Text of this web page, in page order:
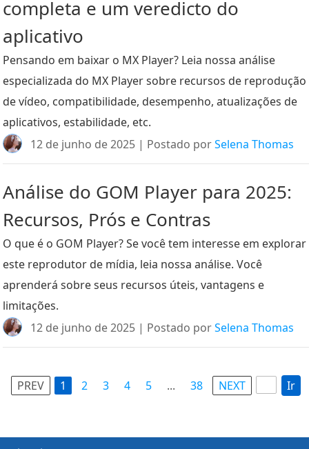
completa e um veredicto do
aplicativo
Pensando em baixar o MX Player? Leia nossa análise
especializada do MX Player sobre recursos de reprodução
de vídeo, compatibilidade, desempenho, atualizações de
aplicativos, estabilidade, etc.
12 de junho de 2025 | Postado porSelena Thomas
Análise do GOM Player para 2025:
Recursos, Prós e Contras
O que é o GOM Player? Se você tem interesse em explorar
este reprodutor de mídia, leia nossa análise. Você
aprenderá sobre seus recursos úteis, vantagens e
limitações.
12 de junho de 2025 | Postado porSelena Thomas
PREV 1 2 3 4 5 ... 38 NEXT Ir